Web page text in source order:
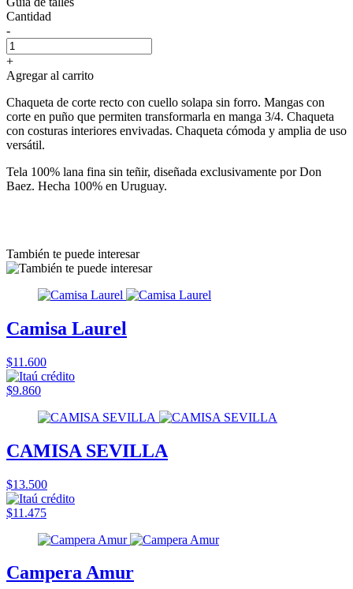
Cantidad
-
+
Agregar al carrito
Chaqueta de corte recto con cuello solapa sin forro. Mangas con
corte en puño que permiten transformarla en manga 3/4. Chaqueta
con costuras interiores envivadas. Chaqueta cómoda y amplia de uso
versátil.
Tela 100% lana fina sin teñir, diseñada exclusivamente por Don
Baez. Hecha 100% en Uruguay.
También te puede interesar
Camisa Laurel
$11.600
$9.860
CAMISA SEVILLA
$13.500
$11.475
Campera Amur